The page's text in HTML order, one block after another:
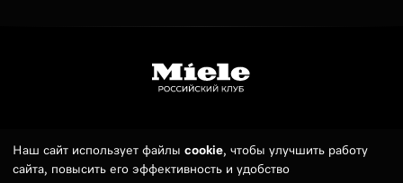
Наш сайт использует файлы cookie, чтобы улучшить работу
сайта, повысить его эффективность и удобство
Телефон: 7 (495) 789 19 55
E-mail:sales@russianmieleclub.ru